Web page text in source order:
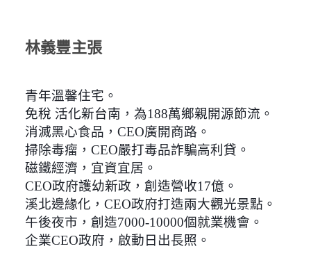
林義豐主張
青年溫馨住宅。
免稅 活化新台南，為188萬鄉親開源節流。
消滅黑心食品，CEO廣開商路。
掃除毒瘤，CEO嚴打毒品詐騙高利貸。
磁鐵經濟，宜資宜居。
CEO政府護幼新政，創造營收17億。
溪北邊緣化，CEO政府打造兩大觀光景點。
午後夜市，創造7000-10000個就業機會。
企業CEO政府，啟動日出長照。